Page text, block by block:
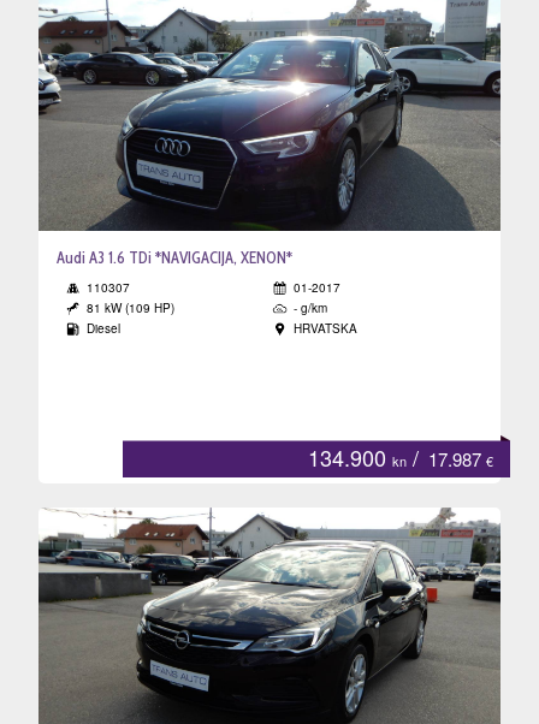
Audi A3 1.6 TDi *NAVIGACIJA, XENON*
110307
01-2017
81 kW (109 HP)
- g/km
Diesel
HRVATSKA
134.900 kn / 17.987 €